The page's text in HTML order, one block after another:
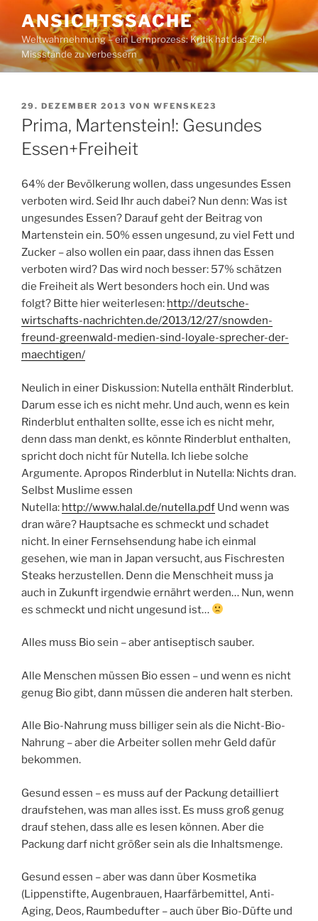
Inhalt
springen
ANSICHTSSACHE
Weltwahrnehmung – ein Lernprozess: Kritik hat das Ziel,
Missstände zu verbessern
VERÖFFENTLICHT
AM
29. DEZEMBER 2013 VON WFENSKE23
Prima, Martenstein!: Gesundes
Essen+Freiheit
64% der Bevölkerung wollen, dass ungesundes Essen
verboten wird. Seid Ihr auch dabei? Nun denn: Was ist
ungesundes Essen? Darauf geht der Beitrag von
Martenstein ein. 50% essen ungesund, zu viel Fett und
Zucker – also wollen ein paar, dass ihnen das Essen
verboten wird? Das wird noch besser: 57% schätzen
die Freiheit als Wert besonders hoch ein. Und was
folgt? Bitte hier weiterlesen: http://deutsche-
wirtschafts-nachrichten.de/2013/12/27/snowden-
freund-greenwald-medien-sind-loyale-sprecher-der-
maechtigen/
Neulich in einer Diskussion: Nutella enthält Rinderblut.
Darum esse ich es nicht mehr. Und auch, wenn es kein
Rinderblut enthalten sollte, esse ich es nicht mehr,
denn dass man denkt, es könnte Rinderblut enthalten,
spricht doch nicht für Nutella. Ich liebe solche
Argumente. Apropos Rinderblut in Nutella: Nichts dran.
Selbst Muslime essen
Nutella: http://www.halal.de/nutella.pdf Und wenn was
dran wäre? Hauptsache es schmeckt und schadet
nicht. In einer Fernsehsendung habe ich einmal
gesehen, wie man in Japan versucht, aus Fischresten
Steaks herzustellen. Denn die Menschheit muss ja
auch in Zukunft irgendwie ernährt werden… Nun, wenn
es schmeckt und nicht ungesund ist…
Alles muss Bio sein – aber antiseptisch sauber.
Alle Menschen müssen Bio essen – und wenn es nicht
genug Bio gibt, dann müssen die anderen halt sterben.
Alle Bio-Nahrung muss billiger sein als die Nicht-Bio-
Nahrung – aber die Arbeiter sollen mehr Geld dafür
bekommen.
Gesund essen – es muss auf der Packung detailliert
draufstehen, was man alles isst. Es muss groß genug
drauf stehen, dass alle es lesen können. Aber die
Packung darf nicht größer sein als die Inhaltsmenge.
Gesund essen – aber was dann über Kosmetika
(Lippenstifte, Augenbrauen, Haarfärbemittel, Anti-
Aging, Deos, Raumbedufter – auch über Bio-Düfte und